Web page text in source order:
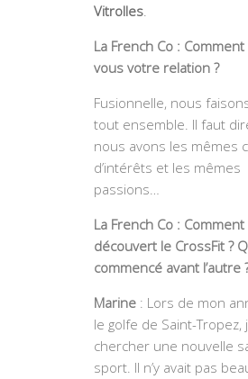
Vitrolles.
La French Co :
vous votre relation ?
Fusionnelle, nous
tout ensemble. Il faut
nous avons les mêmes
d’intérêts et les mêmes
passions…
La French Co :
découvert le CrossFit ?
commencé avant l’autre
Marine : Lors de mon
le golfe de Saint-Tropez,
chercher une nouvelle
sport. Il n’y avait pas